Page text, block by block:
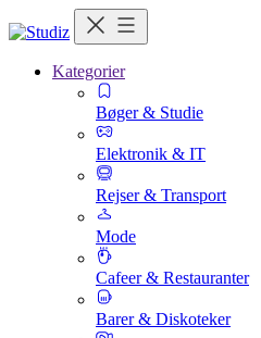
Kategorier
Bøger & Studie
Elektronik & IT
Rejser & Transport
Mode
Cafeer & Restauranter
Barer & Diskoteker